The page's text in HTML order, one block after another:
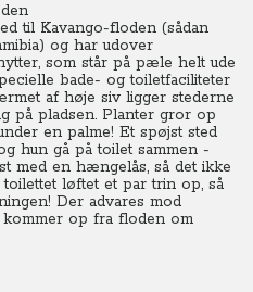
til Kavango-floden (sådan
og har udover
som står på pæle helt ude
bade- og toiletfaciliteter
af høje siv ligger stederne
på pladsen. Planter gror op
en palme! Et spøjst sted
hun gå på toilet sammen -
med en hængelås, så det ikke
løftet et par trin op, så
Der advares mod
op fra floden om